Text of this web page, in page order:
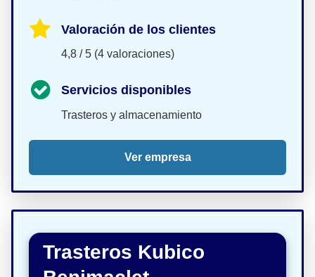
Valoración de los clientes
4,8 / 5 (4 valoraciones)
Servicios disponibles
Trasteros y almacenamiento
Ver empresa
Trasteros Kubico